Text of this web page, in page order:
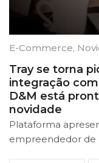
E-Commerce,
Tray se torna
integração
D&M está
novidade
Plataforma
empreendedor de